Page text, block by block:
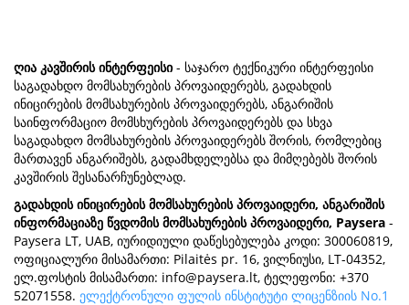
ღია კავშირის ინტერფეისი - საჯარო ტექნიკური ინტერფეისი
საგადახდო მომსახურების პროვაიდერებს, გადახდის
ინიცირების მომსახურების პროვაიდერებს, ანგარიშის
საინფორმაციო მომსხურების პროვაიდერებს და სხვა
საგადახდო მომსახურების პროვაიდერებს შორის, რომლებიც
მართავენ ანგარიშებს, გადამხდელებსა და მიმღებებს შორის
კავშირის შესანარჩუნებლად.
გადახდის ინიცირების მომსახურების პროვაიდერი, ანგარიშის
ინფორმაციაზე წვდომის მომსახურების პროვაიდერი, Paysera -
Paysera LT, UAB, იურიდიული დაწესებულება კოდი: 300060819,
ოფიციალური მისამართი: Pilaitės pr. 16, ვილნიუსი, LT-04352,
ელ.ფოსტის მისამართი: info@paysera.lt, ტელეფონი: +370
52071558. ელექტრონული ფულის ინსტიტუტი ლიცენზიის No.1